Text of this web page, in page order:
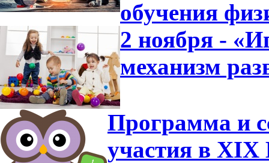
обучения
2 ноября -
механизм
Программа и
участия в XIX